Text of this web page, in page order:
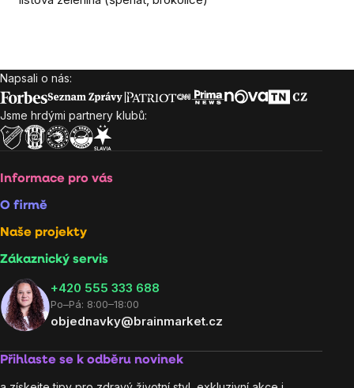
Zápatí
Napsali o nás:
Jsme hrdými partnery klubů:
Informace pro vás
O firmě
Naše projekty
Zákaznický servis
‭+420 555 333 688
Po–Pá: 8:00–18:00
objednavky@brainmarket.cz
Přihlaste se k odběru novinek